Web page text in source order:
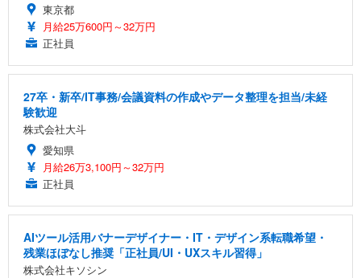
東京都
月給25万600円～32万円
正社員
27卒・新卒/IT事務/会議資料の作成やデータ整理を担当/未経
験歓迎
株式会社大斗
愛知県
月給26万3,100円～32万円
正社員
AIツール活用バナーデザイナー・IT・デザイン系転職希望・
残業ほぼなし推奨「正社員/UI・UXスキル習得」
株式会社キソシン